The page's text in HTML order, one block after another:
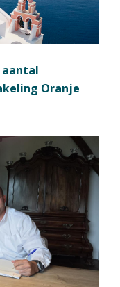
aantal
Oranje